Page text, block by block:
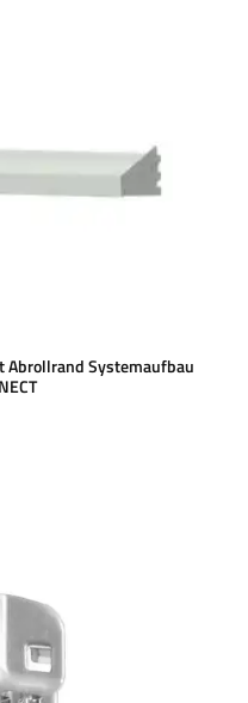
Abrollrand Systemaufbau